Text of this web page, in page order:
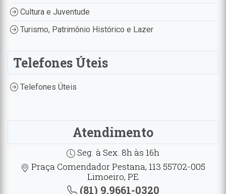
Cultura e Juventude
Turismo, Patrimônio Histórico e Lazer
Telefones Úteis
Telefones Úteis
Atendimento
Seg. à Sex. 8h às 16h
Praça Comendador Pestana, 113 55702-005
Limoeiro, PE
(81) 9.9661-0320